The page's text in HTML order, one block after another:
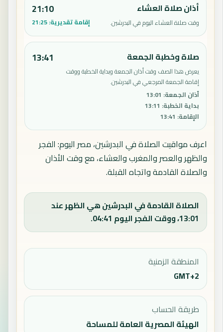
أذان صلاة العشاء
وقت صلاة العشاء اليوم في البدرشين.
21:10
إقامة تقديرية:21:25
صلاة وخطبة الجمعة
يعرض هذا الصف وقت أذان الجمعة وبداية الخطبة ووقت
إقامة الجمعة المرجعي في البدرشين.
أذان الجمعة:
13:01
بداية الخطبة:
13:11
الإقامة:
13:41
13:41
اعرف مواقيت الصلاة في البدرشين، مصر اليوم: الفجر
والظهر والعصر والمغرب والعشاء، مع وقت الأذان
والصلاة القادمة واتجاه القبلة.
الصلاة القادمة في البدرشين هي الظهر عند
13:01، ووقت الفجر اليوم 04:41.
المنطقة الزمنية
GMT+2
طريقة الحساب
الهيئة المصرية العامة للمساحة